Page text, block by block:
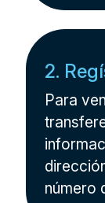
2.
Para
número